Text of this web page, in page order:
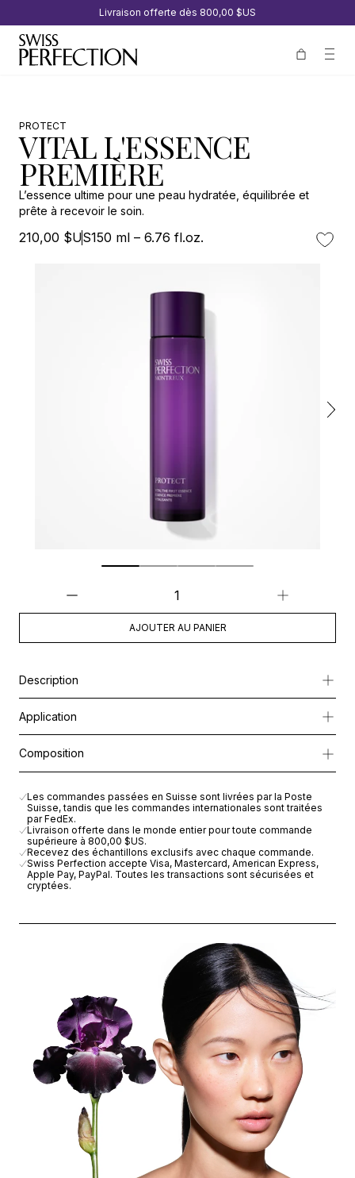
Livraison offerte dès 800,00 $US
PROTECT
VITAL L'ESSENCE
PREMIÈRE
L’essence ultime pour une peau hydratée, équilibrée et
prête à recevoir le soin.
210,00 $US150 ml – 6.76 fl.oz.
AJOUTER AU PANIER
Description
Enrichie enliposomes d’eau des glaciers suisseset enextrait
Sa texture fraîche et légère pénètre instantanément, délivrant
Application
Massez délicatement avec les doigts et terminez en
Appliquez ensuite un sérum et un hydratant cellulaire
Composition
Les commandes passées en Suisse sont livrées par la Poste
Suisse, tandis que les commandes internationales sont traitées
par FedEx.
Livraison offerte dans le monde entier pour toute commande
supérieure à 800,00 $US.
Recevez des échantillons exclusifs avec chaque commande.
Swiss Perfection accepte Visa, Mastercard, American Express,
Apple Pay, PayPal. Toutes les transactions sont sécurisées et
cryptées.